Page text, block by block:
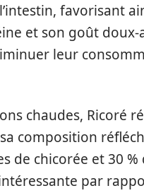
favorisant
et son goût
leur
chaudes, Ricoré
composition
de chicorée et 30
par